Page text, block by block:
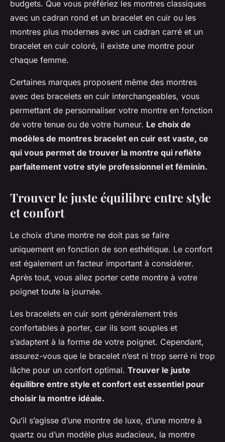
budgets. Que vous préfériez les montres classiques
avec un cadran rond et un bracelet en cuir ou les
montres plus modernes avec un cadran carré et un
bracelet en cuir coloré, il existe une montre pour
chaque femme.
Certaines marques proposent même des montres
avec des bracelets en cuir interchangeables, vous
permettant de personnaliser votre montre en fonction
de votre tenue ou de votre humeur. Le choix de
modèles de montres bracelet en cuir est vaste, ce
qui vous permet de trouver la montre qui reflète
parfaitement votre style professionnel et féminin.
Trouver le juste équilibre entre style
et confort
Le choix d’une montre ne doit pas se faire
uniquement en fonction de son esthétique. Le confort
est également un facteur important à considérer.
Après tout, vous allez porter cette montre à votre
poignet toute la journée.
Les bracelets en cuir sont généralement très
confortables à porter, car ils sont souples et
s’adaptent à la forme de votre poignet. Cependant,
assurez-vous que le bracelet n’est ni trop serré ni trop
lâche pour un confort optimal. Trouver le juste
équilibre entre style et confort est essentiel pour
choisir la montre idéale.
Qu’il s’agisse d’une montre de luxe, d’une montre à
quartz ou d’un modèle plus audacieux, la montre